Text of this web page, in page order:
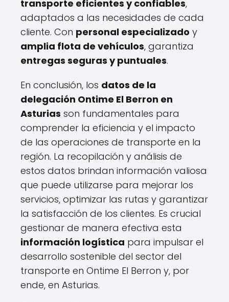
transporte eficientes y confiables,
adaptados a las necesidades de cada
cliente. Con personal especializado y
amplia flota de vehículos, garantiza
entregas seguras y puntuales.
En conclusión, los datos de la
delegación Ontime El Berron en
Asturias son fundamentales para
comprender la eficiencia y el impacto
de las operaciones de transporte en la
región. La recopilación y análisis de
estos datos brindan información valiosa
que puede utilizarse para mejorar los
servicios, optimizar las rutas y garantizar
la satisfacción de los clientes. Es crucial
gestionar de manera efectiva esta
información logística para impulsar el
desarrollo sostenible del sector del
transporte en Ontime El Berron y, por
ende, en Asturias.